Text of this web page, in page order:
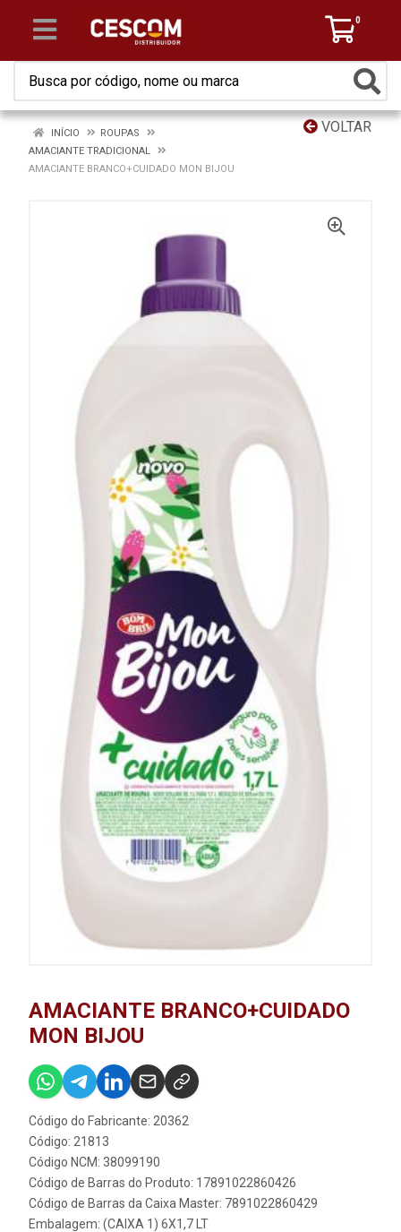
0
VOLTAR
INÍCIO
ROUPAS
AMACIANTE TRADICIONAL
AMACIANTE BRANCO+CUIDADO MON BIJOU
AMACIANTE BRANCO+CUIDADO
MON BIJOU
Código do Fabricante: 20362
Código: 21813
Código NCM: 38099190
Código de Barras do Produto: 17891022860426
Código de Barras da Caixa Master: 7891022860429
Embalagem: (CAIXA 1) 6X1,7 LT